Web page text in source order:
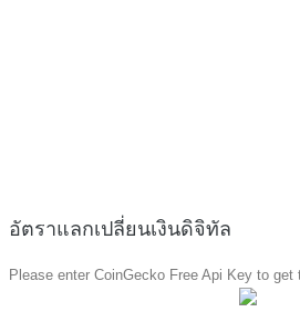
อัตราแลกเปลี่ยนเงินดิจิทัล
Please enter CoinGecko Free Api Key to get